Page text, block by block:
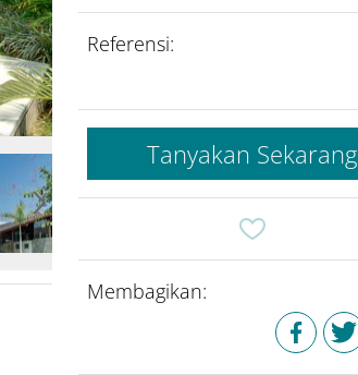
Referensi:
Tanyakan Sekarang
Membagikan: